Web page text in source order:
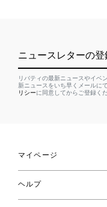
ニュースレターの登
リバティの最新ニュースやイベ
新ニュースをいち早くメールに
リシーに同意してからご登録くだ
マイページ
ロイヤリティプログラム
パスワード再設定
ヘルプ